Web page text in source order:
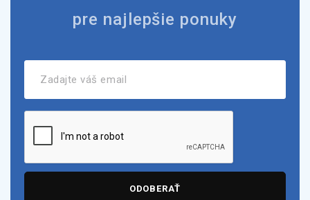
pre najlepšie ponuky
ODOBERAŤ